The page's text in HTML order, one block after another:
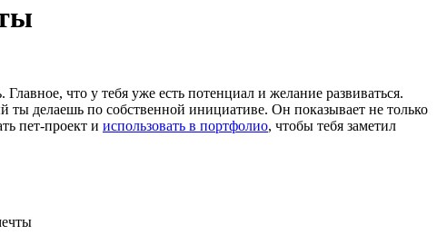
что у тебя уже есть потенциал и желание развиваться.
делаешь по собственной инициативе. Он показывает не только
пет-проект и использовать в портфолио, чтобы тебя заметил